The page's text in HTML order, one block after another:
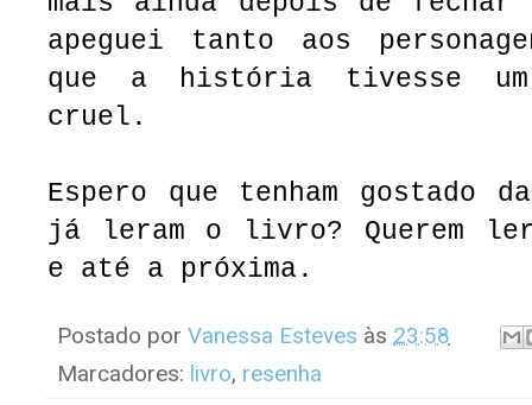
apeguei tanto aos
que a história tivesse
cruel.
Espero que tenham gostado
já leram o livro? Querem
e até a próxima.
Postado por Vanessa Esteves às 23:58
Marcadores: livro, resenha